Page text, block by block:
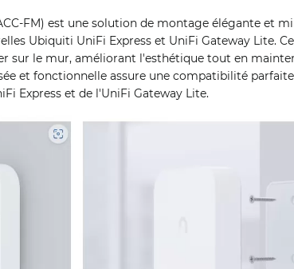
FM) est une solution de montage élégante et
Ubiquiti UniFi Express et UniFi Gateway Lite.
sur le mur, améliorant l'esthétique tout en
et fonctionnelle assure une compatibilité
Express et de l'UniFi Gateway Lite.